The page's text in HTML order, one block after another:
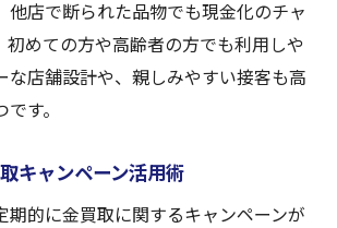
他店で断られた品物でも現金化のチャ
初めての方や高齢者の方でも利用しや
な店舗設計や、親しみやすい接客も高
す。
キャンペーン活用術
期的に金買取に関するキャンペーンが